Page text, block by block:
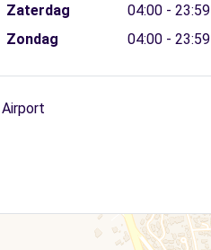
Zaterdag
04:00 - 23:59
Zondag
04:00 - 23:59